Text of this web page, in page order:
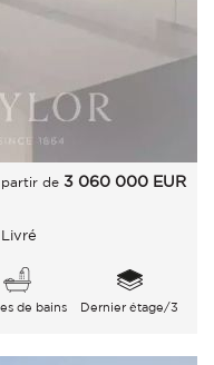
partir de 3 060 000 EUR
Livré
de bains Dernier étage/3